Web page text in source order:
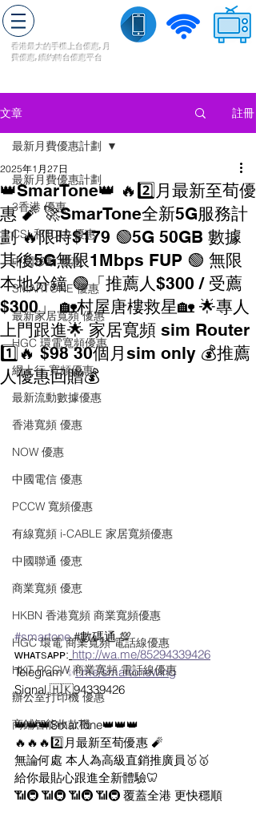
香港最大的手機上台優惠, 月
費優惠,續約轉台優惠平台
文章 註冊
最新月費優惠計劃
3香港 優惠
CSL和1010 優惠
中國移動 優惠
SMARTONE 優惠
最新家居寬頻 優惠
HGC 環電寬頻優惠
網上行 寬頻優惠
最新流動數據優惠
香港寬頻 優惠
NOW 優惠
中國電信 優惠
PCCW 寬頻優惠
有線寬頻 i-CABLE 家居寬頻優惠
中國聯通 優恵
商業寬頻 優恵
HKBN 香港寬頻 商業寬頻優惠
HGC 環電 商業寬頻 電話線優惠
HKT PCCW 商業寬頻 電話線優惠
辦公室打印機 優惠
商鋪智能收款機
最新月費優惠計劃
👑SmarTone👑 🔥2️⃣月最新至荀優
惠 🧨 🚀SmarTone全新5G服務計
劃 🔥限時$179 🟢5G 50GB 數據
其後5G無限1Mbps FUP 🟢 無限
本地分鐘 🟢「推薦人$300 / 受薦
$300」 🏡村屋唐樓救星🏡 🌟專人
上門跟進🌟 家居寬頻 sim Router
1️⃣🔥 $98 30個月sim only 💰推薦
人優惠回贈💰
2025年1月27日
#smartone #數碼通 💯
ᴡʜᴀᴛsᴀᴘᴘ: http://wa.me/85294339426
Telegram ✨t.me/smartonewing
Signal 🇭🇰94339426
👑👑👑SmarTone👑👑👑
🔥🔥🔥2️⃣月最新至荀優惠 🧨
無論何處 本人為高級直銷推廣員🥇🥇
給你最貼心跟進全新體驗🦷
📶🚇 📶🚇 📶🚇 📶🚇 覆蓋全港 更快穩順